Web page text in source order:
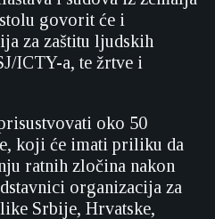
govorit će i
za zaštitu ljudskih
ICTY-a, te žrtve i
oko 50
koji će imati priliku da
ratnih zločina nakon
organizacija za
Srbije, Hrvatske,